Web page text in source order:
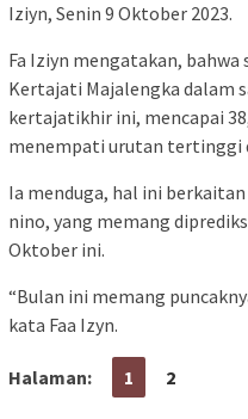
Iziyn, Senin 9 Oktober 2023.
Fa Iziyn mengatakan,
Kertajati Majalengka dalam
kertajatikhir ini, mencapai
menempati urutan tertinggi
Ia menduga, hal ini
nino, yang memang
Oktober ini.
“Bulan ini memang
kata Faa Izyn.
Halaman: 1 2